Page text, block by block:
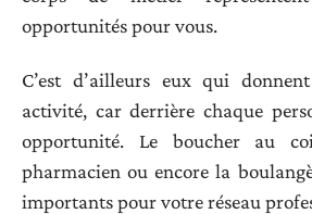
opportunités pour vous.
C’est d’ailleurs eux qui
activité, car derrière chaque
opportunité. Le boucher au
pharmacien ou encore la
importants pour votre réseau